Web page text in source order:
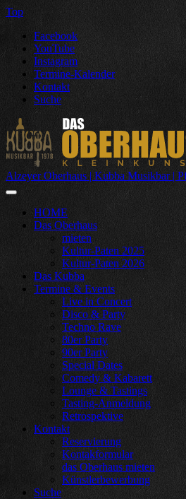
Top
Facebook
YouTube
Instagram
Termine-Kalender
Kontakt
Suche
Alzeyer Oberhaus | Kubba Musikbar |
HOME
Das Oberhaus
mieten
Kultur-Paten 2025
Kultur-Paten 2026
Das Kubba
Termine & Events
Live in Concert
Disco & Party
Techno Rave
80er Party
90er Party
Special Dates
Comedy & Kabarett
Lounge & Tastings
Tasting-Anmeldung
Retrospektive
Kontakt
Reservierung
Kontakformular
das Oberhaus mieten
Künstlerbewerbung
Suche